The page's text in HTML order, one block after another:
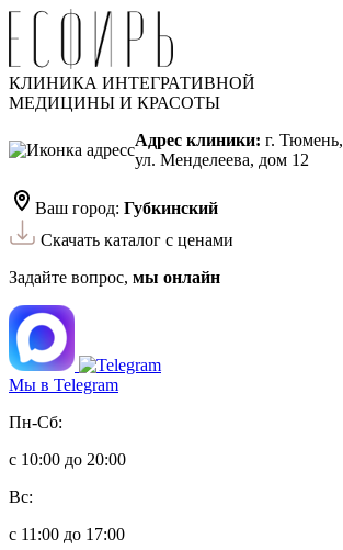
КЛИНИКА ИНТЕГРАТИВНОЙ
МЕДИЦИНЫ И КРАСОТЫ
Адрес клиники: г. Тюмень,
ул. Менделеева, дом 12
Ваш город: Губкинский
Скачать каталог с ценами
Задайте вопрос, мы онлайн
Мы в Telegram
Пн-Сб:
с 10:00 до 20:00
Вс:
с 11:00 до 17:00